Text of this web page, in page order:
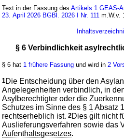
Text in der Fassung desArtikels 1 GEAS-
23. April 2026 BGBl. 2026 I Nr. 111 m.W.v.
§ 6 Verbindlichkeit
§ 6 hat 1 frühere Fassung und wird in2
1Die Entscheidung über den
Angelegenheiten verbindlich, in
Asylberechtigter oder die
Schutzes im Sinne des § 1 Absatz
rechtserheblich ist.2Dies gilt nicht
Auslieferungsverfahren sowie das
Aufenthaltsgesetzes.